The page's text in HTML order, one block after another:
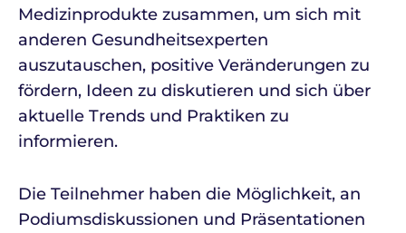
Medizinprodukte zusammen, um sich mit
anderen Gesundheitsexperten
auszutauschen, positive Veränderungen zu
fördern, Ideen zu diskutieren und sich über
aktuelle Trends und Praktiken zu
informieren.
Die Teilnehmer haben die Möglichkeit, an
Podiumsdiskussionen und Präsentationen